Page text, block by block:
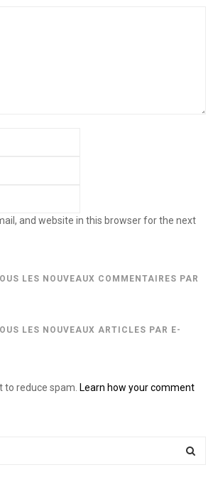
and website in this browser for the next
LES NOUVEAUX COMMENTAIRES PAR
LES NOUVEAUX ARTICLES PAR E-
to reduce spam. Learn how your comment